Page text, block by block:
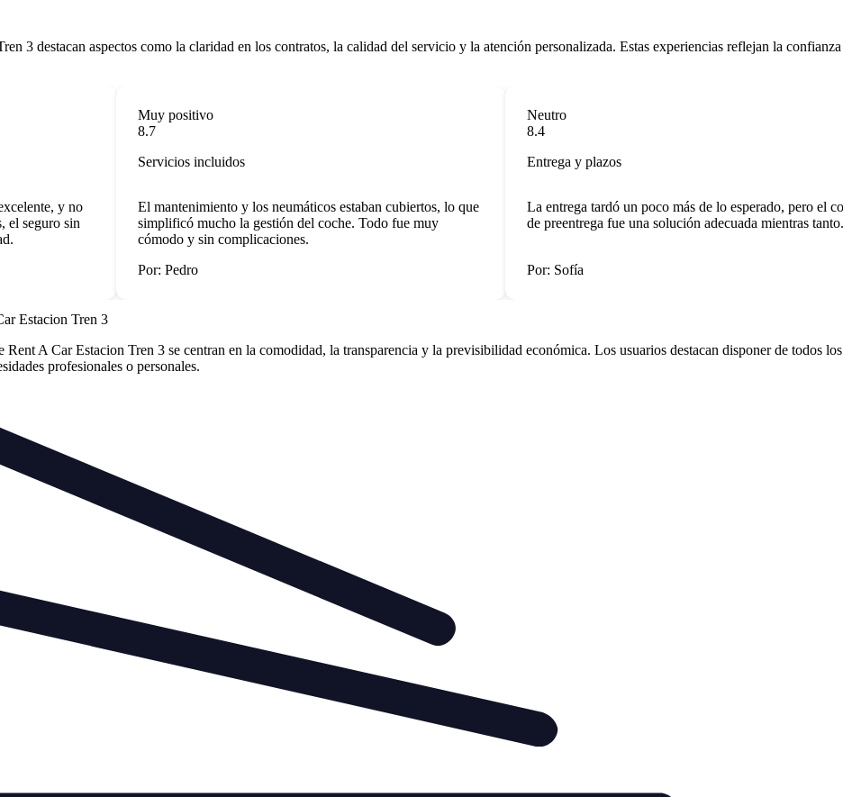
3 destacan aspectos como la claridad en los contratos, la calidad del servicio y la atención personalizada. Estas experiencias reflejan la confianza
y no
seguro sin
Muy positivo
8.7
Servicios incluidos
El mantenimiento y los neumáticos estaban cubiertos, lo que
simplificó mucho la gestión del coche. Todo fue muy
cómodo y sin complicaciones.
Por: Pedro
Neutro
8.4
Entrega y plazos
La entrega tardó un poco más de lo esperado, pero el
de preentrega fue una solución adecuada mientras tanto.
Por: Sofía
Estacion Tren 3
Rent A Car Estacion Tren 3 se centran en la comodidad, la transparencia y la previsibilidad económica. Los usuarios destacan disponer de todos los
profesionales o personales.